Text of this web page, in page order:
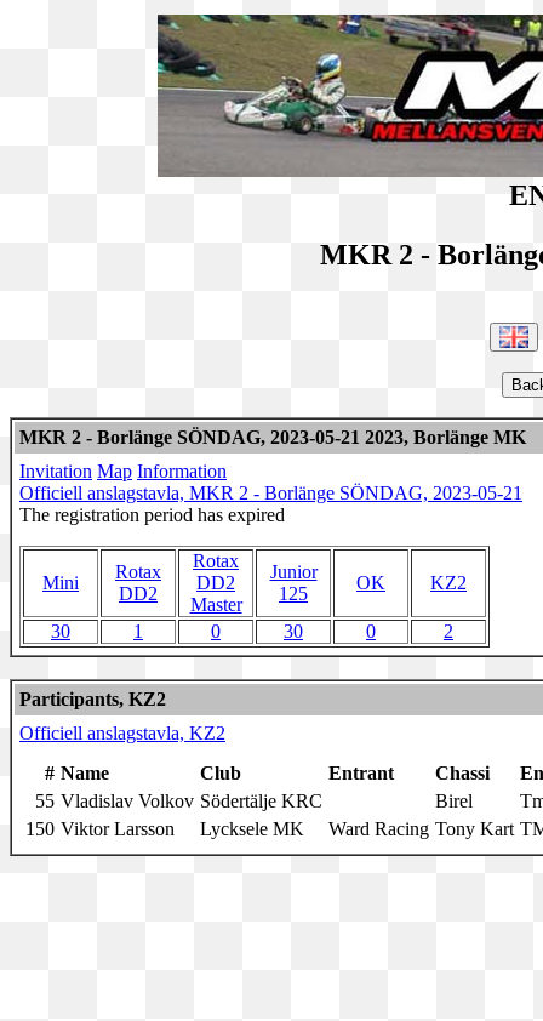
MKR 2 -
MKR 2 - Borlänge SÖNDAG, 2023-05-21 2023, Borlänge MK
Invitation Map Information
Officiell anslagstavla, MKR 2 - Borlänge SÖNDAG, 2023-05-21
The registration period has expired
Mini
Rotax
DD2
Rotax
DD2
Master
Junior
125
OK KZ2
30 1 0 30 0 2
Participants, KZ2
Officiell anslagstavla, KZ2
# Name Club Entrant Chassi
55 Vladislav Volkov Södertälje KRC Birel
150 Viktor Larsson Lycksele MK Ward Racing Tony Kart